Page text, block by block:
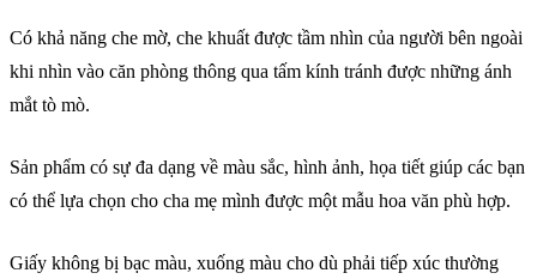
Có khả năng che mờ, che khuất được tầm nhìn của người bên ngoài
khi nhìn vào căn phòng thông qua tấm kính tránh được những ánh
mắt tò mò.
Sản phẩm có sự đa dạng về màu sắc, hình ảnh, họa tiết giúp các bạn
có thể lựa chọn cho cha mẹ mình được một mẫu hoa văn phù hợp.
Giấy không bị bạc màu, xuống màu cho dù phải tiếp xúc thường